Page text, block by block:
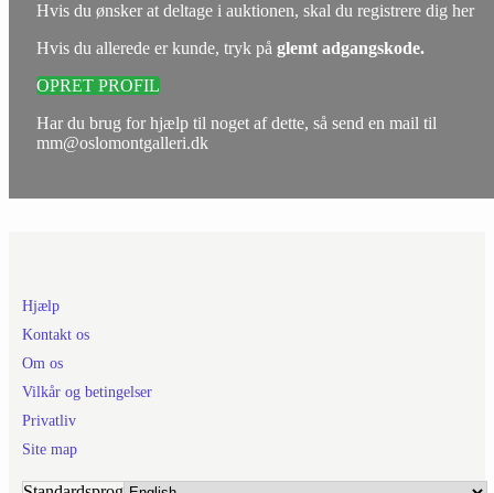
Hvis du ønsker at deltage i auktionen, skal du registrere dig her
Hvis du allerede er kunde, tryk på glemt adgangskode.
OPRET PROFIL
Har du brug for hjælp til noget af dette, så send en mail til
mm@oslomontgalleri.dk
Hjælp
Kontakt os
Om os
Vilkår og betingelser
Privatliv
Site map